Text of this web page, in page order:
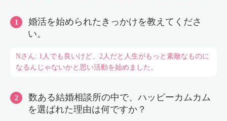
婚活を始められたきっかけを教えてくださ
い。
Nさん: 1人でも良いけど、2人だと人生がもっと素敵なものに
なるんじゃないかと思い活動を始めました。
数ある結婚相談所の中で、ハッピーカムカム
を選ばれた理由は何ですか？